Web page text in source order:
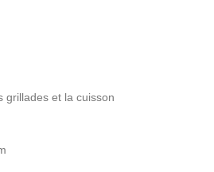
grillades et la cuisson